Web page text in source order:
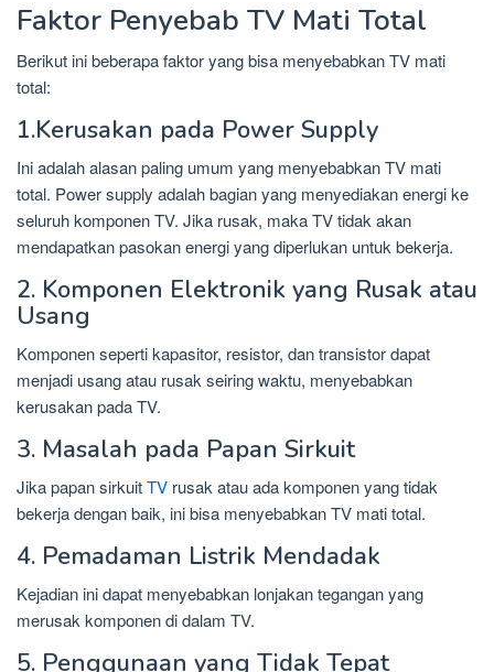
Faktor Penyebab TV Mati Total
Berikut ini beberapa faktor yang bisa menyebabkan TV mati
total:
1.Kerusakan pada Power Supply
Ini adalah alasan paling umum yang menyebabkan TV mati
total. Power supply adalah bagian yang menyediakan energi ke
seluruh komponen TV. Jika rusak, maka TV tidak akan
mendapatkan pasokan energi yang diperlukan untuk bekerja.
2. Komponen Elektronik yang Rusak atau
Usang
Komponen seperti kapasitor, resistor, dan transistor dapat
menjadi usang atau rusak seiring waktu, menyebabkan
kerusakan pada TV.
3. Masalah pada Papan Sirkuit
Jika papan sirkuitTV rusak atau ada komponen yang tidak
bekerja dengan baik, ini bisa menyebabkan TV mati total.
4. Pemadaman Listrik Mendadak
Kejadian ini dapat menyebabkan lonjakan tegangan yang
merusak komponen di dalam TV.
5. Penggunaan yang Tidak Tepat